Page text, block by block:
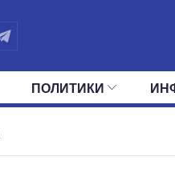
ПОЛИТИКИ